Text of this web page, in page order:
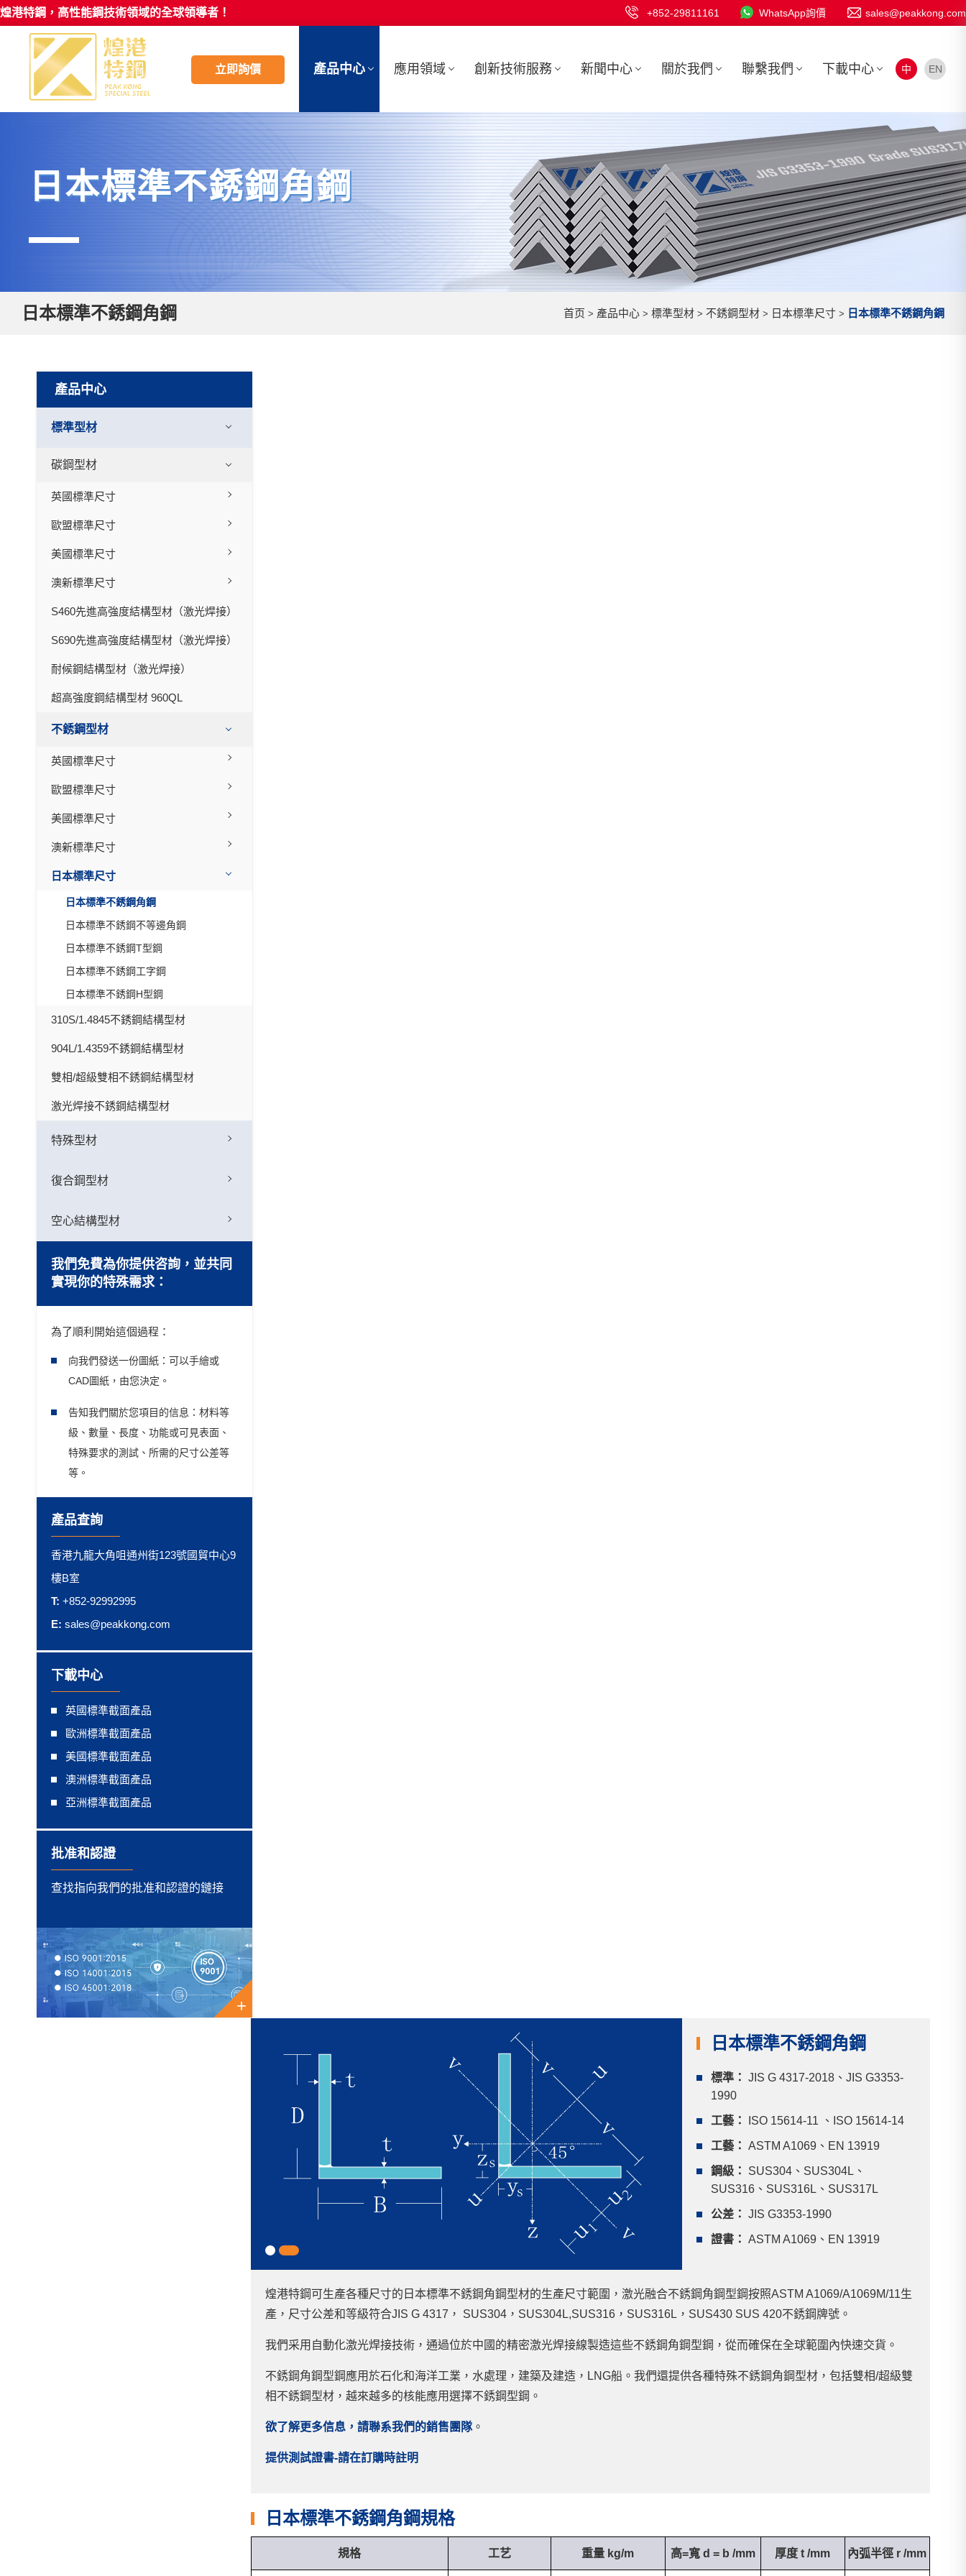
煌港特鋼，高性能鋼技術領域的全球領導者！ sales@peakkong.com
WhatsApp詢價
+852-29811161
立即詢價 產品中心 應用領域 創新技術服務 新聞中心 關於我們 聯繫我們 下載中心 中 EN
日本標準不銹鋼角鋼
日本標準不銹鋼角鋼 首页 > 產品中心 > 標準型材 > 不銹鋼型材 > 日本標準尺寸 > 日本標準不銹鋼角鋼
產品中心
標準型材
碳鋼型材
英國標準尺寸
歐盟標準尺寸
美國標準尺寸
澳新標準尺寸
S460先進高強度結構型材（激光焊接）
S690先進高強度結構型材（激光焊接）
耐候鋼結構型材（激光焊接）
超高強度鋼結構型材 960QL
不銹鋼型材
英國標準尺寸
歐盟標準尺寸
美國標準尺寸
澳新標準尺寸
日本標準尺寸
日本標準不銹鋼角鋼
日本標準不銹鋼不等邊角鋼
日本標準不銹鋼T型鋼
日本標準不銹鋼工字鋼
日本標準不銹鋼H型鋼
310S/1.4845不銹鋼結構型材
904L/1.4359不銹鋼結構型材
雙相/超級雙相不銹鋼結構型材
激光焊接不銹鋼結構型材
特殊型材
復合鋼型材
空心結構型材
我們免費為你提供咨詢，並共同
實現你的特殊需求：
為了順利開始這個過程：
向我們發送一份圖紙：可以手繪或
CAD圖紙，由您決定。
告知我們關於您項目的信息：材料等
級、數量、長度、功能或可見表面、
特殊要求的測試、所需的尺寸公差等
等。
產品查詢
香港九龍大角咀通州街123號國貿中心9
樓B室
T: +852-92992995
E: sales@peakkong.com
下載中心
英國標準截面產品
歐洲標準截面產品
美國標準截面產品
澳洲標準截面產品
亞洲標準截面產品
批准和認證
查找指向我們的批准和認證的鏈接
+
日本標準不銹鋼角鋼
標準： JIS G 4317-2018、JIS G3353-
1990
工藝： ISO 15614-11 、ISO 15614-14
工藝： ASTM A1069、EN 13919
鋼級：
SUS304、SUS304L、
SUS316、SUS316L、SUS317L
公差： JIS G3353-1990
證書： ASTM A1069、EN 13919
煌港特鋼可生產各種尺寸的日本標準不銹鋼角鋼型材的生產尺寸範圍，激光融合不銹鋼角鋼型鋼按照ASTM A1069/A1069M/11生
產，尺寸公差和等級符合JIS G 4317， SUS304，SUS304L,SUS316，SUS316L，SUS430 SUS 420不銹鋼牌號。
我們采用自動化激光焊接技術，通過位於中國的精密激光焊接線製造這些不銹鋼角鋼型鋼，從而確保在全球範圍內快速交貨。
不銹鋼角鋼型鋼應用於石化和海洋工業，水處理，建築及建造，LNG船。我們還提供各種特殊不銹鋼角鋼型材，包括雙相/超級雙
相不銹鋼型材，越來越多的核能應用選擇不銹鋼型鋼。
欲了解更多信息，請聯系我們的銷售團隊。
提供測試證書-請在訂購時註明
日本標準不銹鋼角鋼規格
規格 工艺 重量 kg/m 高=寬 d = b /mm 厚度 t /mm 內弧半徑 r /mm